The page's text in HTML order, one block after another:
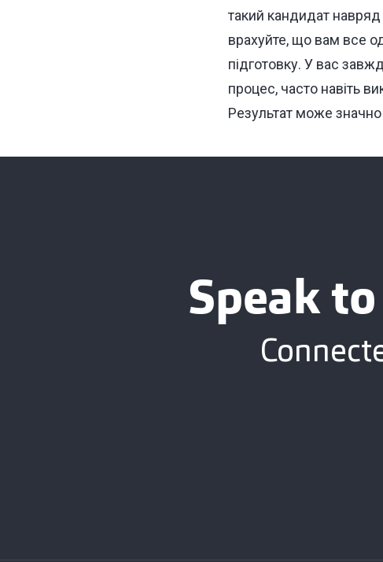
такий кандидат
врахуйте, що вам все
підготовку. У вас
процес, часто навіть
Результат може
Speak